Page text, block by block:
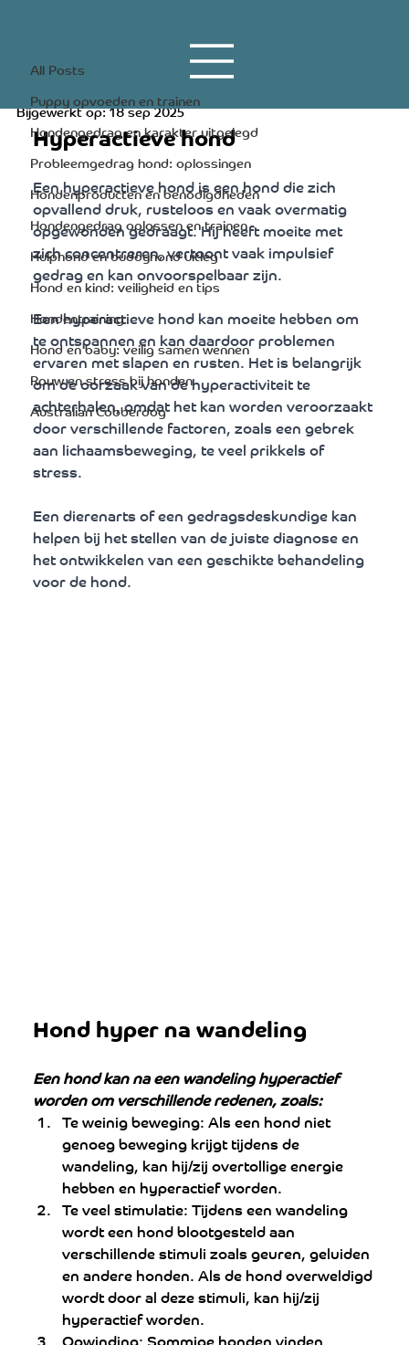
All Posts
Puppy opvoeden en trainen
Hondengedrag en karakter uitgelegd
Probleemgedrag hond: oplossingen
Hondenproducten en benodigdheden
Hondengedrag oplossen en trainen
Hulphond en buddyhond uitleg
Hond en kind: veiligheid en tips
Hondentraining
Hond en baby: veilig samen wennen
Rouw en stress bij honden
Australian Cobberdog
Hyperactieve hond
5 minuten om te lezen
Bijgewerkt op:18 sep 2025
Hyperactieve hond
Een hyperactieve hond is een hond die zich
opvallend druk, rusteloos en vaak overmatig
opgewonden gedraagt. Hij heeft moeite met
zich concentreren, vertoont vaak impulsief
gedrag en kan onvoorspelbaar zijn.
Een hyperactieve hond kan moeite hebben om
te ontspannen en kan daardoor problemen
ervaren met slapen en rusten. Het is belangrijk
om de oorzaak van de hyperactiviteit te
achterhalen, omdat het kan worden veroorzaakt
door verschillende factoren, zoals een gebrek
aan lichaamsbeweging, te veel prikkels of
stress.
Een dierenarts of een gedragsdeskundige kan
helpen bij het stellen van de juiste diagnose en
het ontwikkelen van een geschikte behandeling
voor de hond.
Hond hyper na wandeling
Een hond kan na een wandeling hyperactief
worden om verschillende redenen, zoals:
Te weinig beweging: Als een hond niet
genoeg beweging krijgt tijdens de
wandeling, kan hij/zij overtollige energie
hebben en hyperactief worden.
Te veel stimulatie: Tijdens een wandeling
wordt een hond blootgesteld aan
verschillende stimuli zoals geuren, geluiden
en andere honden. Als de hond overweldigd
wordt door al deze stimuli, kan hij/zij
hyperactief worden.